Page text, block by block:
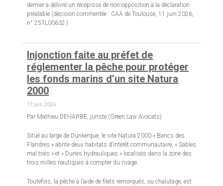
dernier a délivré un récépissé de non-opposition à la déclaration
préalable (décision commentée : CAA de Toulouse, 11 juin 2026,
n° 25TL00632 ).
Injonction faite au préfet de
réglementer la pêche pour protéger
les fonds marins d’un site Natura
2000
17 juin 2026
Par Mathieu DEHARBE, juriste (Green Law Avocats)
Situé au large de Dunkerque, le site Natura 2000 « Bancs des
Flandres » abrite deux habitats d’intérêt communautaire, « Sables
mal triés » et « Dunes hydrauliques » localisés dans la zone des
trois milles nautiques à compter du rivage.
Toutefois, la pêche à l’aide de filets remorqués, ou chalutage, est